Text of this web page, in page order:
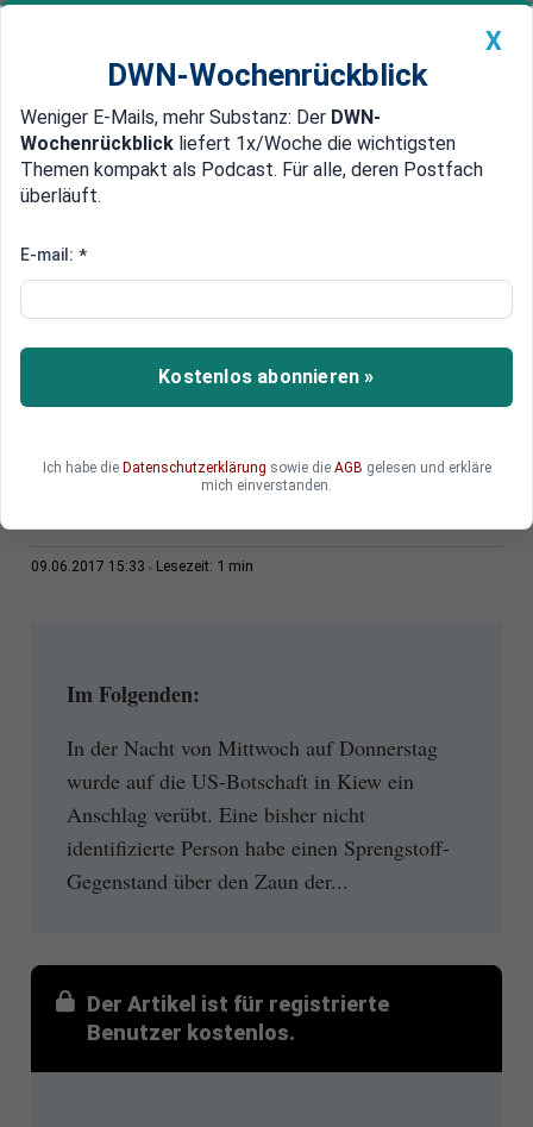
Newsticker MEIN DWN: Geldanlage Premium
Edelmetalle DWN-Magazin China
Verdächtiger entkommt
Ukraine: Bombenanschlag auf
Gelände der US-Botschaft
In Kiew wurde ein Anschlag auf die US-Botschaft
09.06.2017 15:33 Lesezeit: 1 min
Im Folgenden:
In der Nacht von Mittwoch auf Donnerstag
wurde auf die US-Botschaft in Kiew ein
Anschlag verübt. Eine bisher nicht
identifizierte Person habe einen Sprengstoff-
Gegenstand über den Zaun der...
Der Artikel ist für registrierte
Benutzer kostenlos.
X
DWN-Wochenrückblick
Weniger E-Mails, mehr Substanz: Der DWN-
Wochenrückblick liefert 1x/Woche die wichtigsten
Themen kompakt als Podcast. Für alle, deren Postfach
überläuft.
E-mail: *
Kostenlos abonnieren »
Ich habe die Datenschutzerklärung sowie die AGB gelesen und erkläre
mich einverstanden.